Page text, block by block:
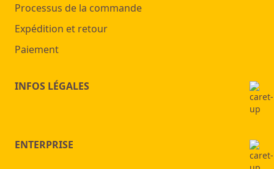
Processus de la commande
Expédition et retour
Paiement
INFOS LÉGALES
ENTERPRISE